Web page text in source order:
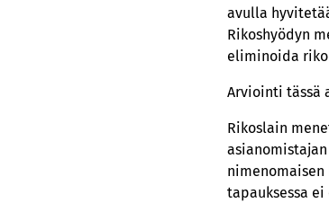
avulla
Rikoshyödyn
eliminoida
Arviointi tässä
Rikoslain
tapauksessa